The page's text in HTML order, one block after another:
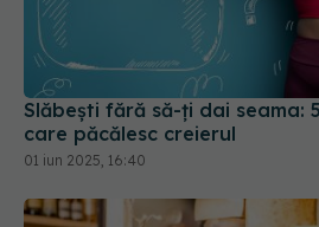
Slăbești fără să-ți dai seama:
care păcălesc creierul
01 iun 2025, 16:40